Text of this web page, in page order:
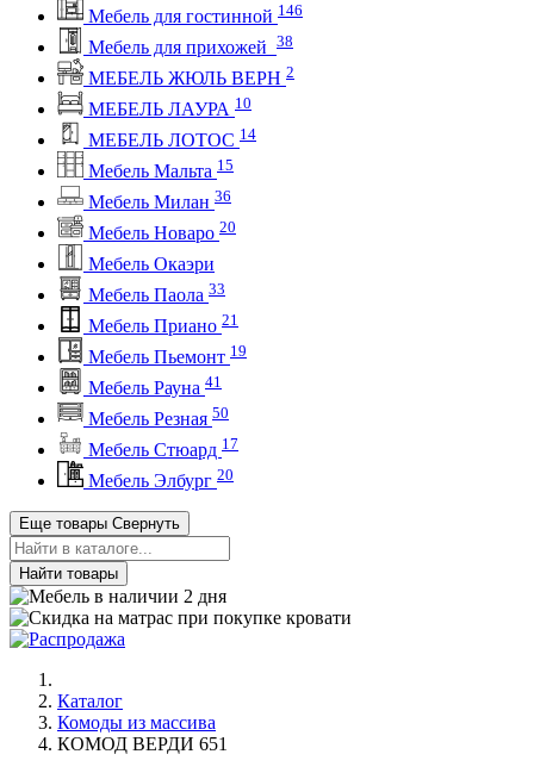
Мебель для гостинной 146
Мебель для прихожей 38
МЕБЕЛЬ ЖЮЛЬ ВЕРН 2
МЕБЕЛЬ ЛАУРА 10
МЕБЕЛЬ ЛОТОС 14
Мебель Мальта 15
Мебель Милан 36
Мебель Новаро 20
Мебель Окаэри
Мебель Паола 33
Мебель Приано 21
Мебель Пьемонт 19
Мебель Рауна 41
Мебель Резная 50
Мебель Стюард 17
Мебель Элбург 20
Еще товары Свернуть
Найти товары
Каталог
Комоды из массива
КОМОД ВЕРДИ 651